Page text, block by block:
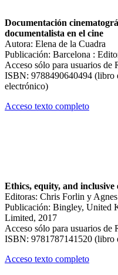
Documentación
documentalista en el cine
Autora: Elena de la Cuadra
Publicación: Barcelona :
Acceso sólo para usuarios
ISBN: 9788490640494 (libro
electrónico)
Acceso texto completo
Ethics, equity, and inclusive
Editoras: Chris Forlin y
Publicación: Bingley, United
Limited, 2017
Acceso sólo para usuarios
ISBN: 9781787141520 (libro
Acceso texto completo